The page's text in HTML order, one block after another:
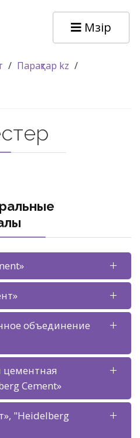
Мәзір
/ Парақтар kz /
объединение
цементная
Cement»
"Heidelberg